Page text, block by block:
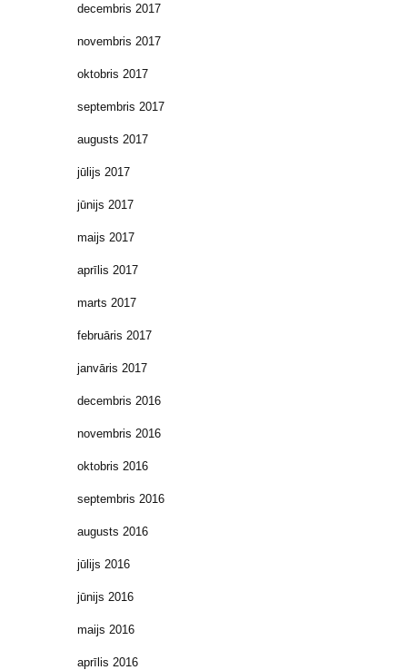
decembris 2017
novembris 2017
oktobris 2017
septembris 2017
augusts 2017
jūlijs 2017
jūnijs 2017
maijs 2017
aprīlis 2017
marts 2017
februāris 2017
janvāris 2017
decembris 2016
novembris 2016
oktobris 2016
septembris 2016
augusts 2016
jūlijs 2016
jūnijs 2016
maijs 2016
aprīlis 2016